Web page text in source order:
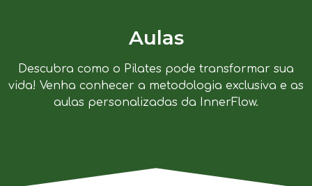
Aulas
Descubra como o Pilates pode transformar sua
vida! Venha conhecer a metodologia exclusiva e as
aulas personalizadas da InnerFlow.